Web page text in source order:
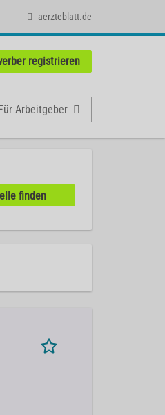
aerzteblatt.de
registrieren
Arbeitgeber